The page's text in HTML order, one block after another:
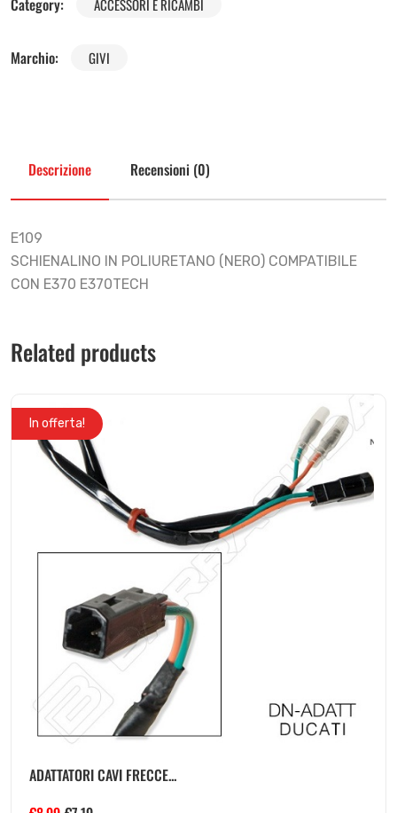
ACCESSORI E RICAMBI
Marchio: GIVI
Descrizione Recensioni (0)
E109
SCHIENALINO IN POLIURETANO (NERO) COMPATIBILE
CON E370 E370TECH
Related products
In offerta!
ADATTATORI CAVI FRECCE...